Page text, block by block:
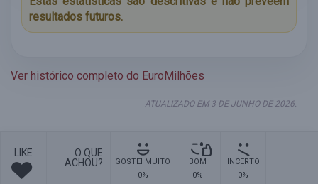
resultados futuros.
Ver histórico completo do EuroMilhões
ATUALIZADO EM 3 DE JUNHO DE 2026.
LIKE
O QUE
ACHOU?
GOSTEI MUITO
0%
BOM
0%
INCERTO
0%